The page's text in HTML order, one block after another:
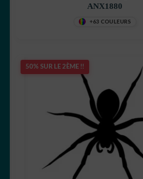
ANX1880
+63 COULEURS
50% SUR LE 2ÈME !!